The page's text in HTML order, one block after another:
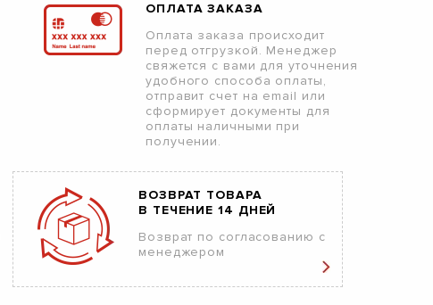
ОПЛАТА ЗАКАЗА
Оплата заказа происходит
перед отгрузкой. Менеджер
свяжется с вами для уточнения
удобного способа оплаты,
отправит счет на email или
сформирует документы для
оплаты наличными при
получении.
ВОЗВРАТ ТОВАРА
В ТЕЧЕНИЕ 14 ДНЕЙ
Возврат по согласованию с
менеджером